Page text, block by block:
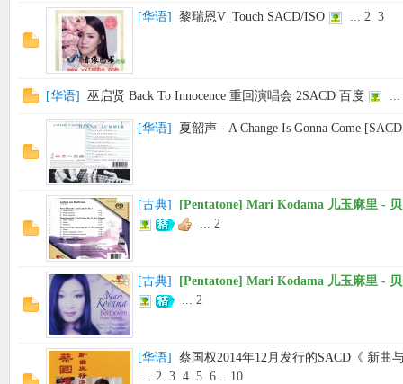
[华语] 黎瑞恩V_Touch SACD/ISO ... 2 3
[华语] 巫启贤 Back To Innocence 重回演唱会 2SACD 百度 ...
[华语] 夏韶声 - A Change Is Gonna Come
[古典]
[Pentatone] Mari Kodama 儿玉麻里 -
... 2
[古典]
[Pentatone] Mari Kodama 儿玉麻里 -
... 2
[华语]
蔡国权2014年12月发行的SACD《 新曲
... 2 3 4 5 6 .. 10